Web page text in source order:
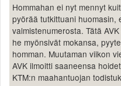
Turun sää
Oulun sää
Kuopion sää
Rovaniemen sää
MUUT
VIP-jäsenyys
Hommahan ei nyt mennyt
pyörää tutkittuani huomasin,
valmistenumerosta. Tätä
he myönsivät mokansa,
homman. Muutaman viikon
AVK ilmoitti saaneensa
KTM:n maahantuojan